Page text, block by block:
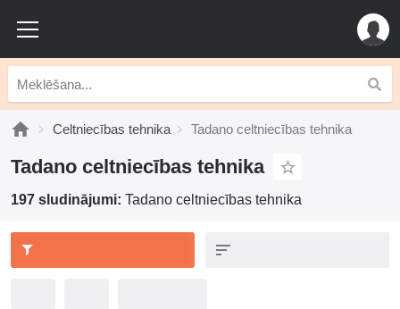
Celtniecības tehnika Tadano celtniecības tehnika
Tadano celtniecības tehnika
197 sludinājumi: Tadano celtniecības tehnika